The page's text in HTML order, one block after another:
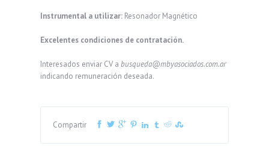
Instrumental a utilizar: Resonador Magnético
Excelentes condiciones de contratación.
Interesados enviar CV abusqueda@mbyasociados.com.ar
indicando remuneración deseada.
Compartir